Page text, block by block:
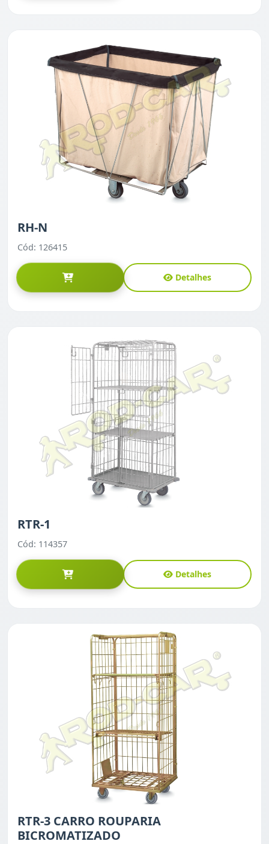
RH-N
Cód: 126415
Detalhes
RTR-1
Cód: 114357
Detalhes
RTR-3 CARRO ROUPARIA
BICROMATIZADO